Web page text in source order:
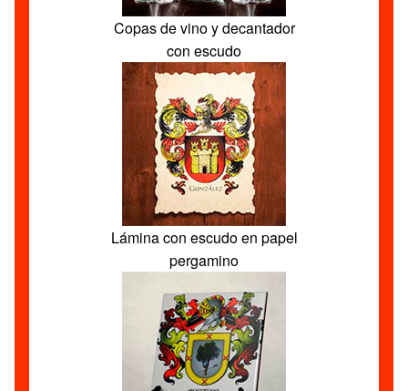
Copas de vino y decantador
con escudo
Lámina con escudo en papel
pergamino